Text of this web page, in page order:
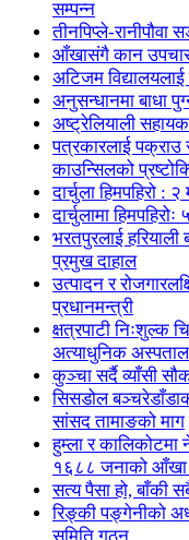
सम्पन्न
तीनपिप्ले-
आँखासंगै कान उपचार
अटिजम विद्यालयलाई
अनुसन्धानमा बाधा
अष्ट्रेलियाली सहायक
पत्रकारलाई पक्राउ
काउन्सिलको
दार्चुला हिमपहिरो :
दार्चुलामा हिमपहिरोः
भरतपुरलाई
प्रमुख दाहाल
उत्पादन र
प्रधानमन्त्री
क्षत्रपाटी निःशुल्क
अत्याधुनिक
कुञ्चा सर्दै व्याँसी
सिसडोल
सांसद तामाङको माग
हुम्ला र
१६८८ जनाको आँखा
सत्य पैसा हो, बाँकी
रिङ्की पङ्गेनीको